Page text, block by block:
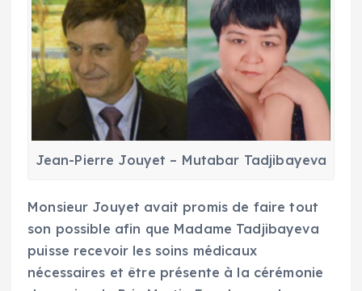
Jean-Pierre Jouyet – Mutabar Tadjibayeva
Monsieur Jouyet avait promis de faire tout
son possible afin que Madame Tadjibayeva
puisse recevoir les soins médicaux
nécessaires et être présente à la cérémonie